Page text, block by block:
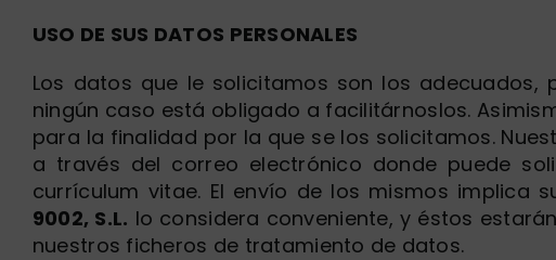
USO DE SUS DATOS PERSONALES
Los datos que le solicitamos son los
ningún caso está obligado a facilitárnoslos.
para la finalidad por la que se los solicitamos.
a través del correo electrónico donde puede
currículum vitae. El envío de los mismos implica
9002, S.L. lo considera conveniente, y éstos
nuestros ficheros de tratamiento de datos.